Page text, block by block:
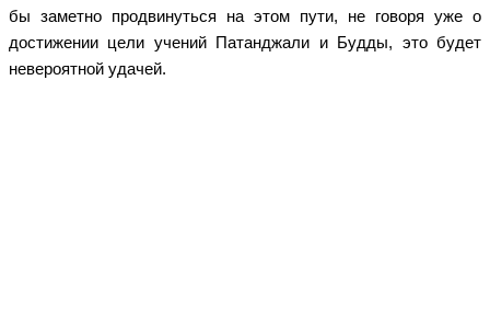
бы заметно продвинуться на этом пути, не говоря уже о
достижении цели учений Патанджали и Будды, это будет
невероятной удачей.